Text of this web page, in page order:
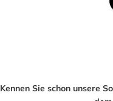
Kennen Sie schon unsere